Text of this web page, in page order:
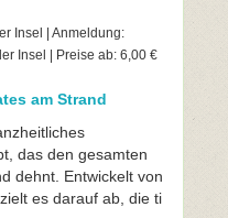
Insel | Anmeldung:
Insel | Preise ab: 6,00 €
am Strand
das den gesamten
dehnt. Entwickelt von
es darauf ab, die ti